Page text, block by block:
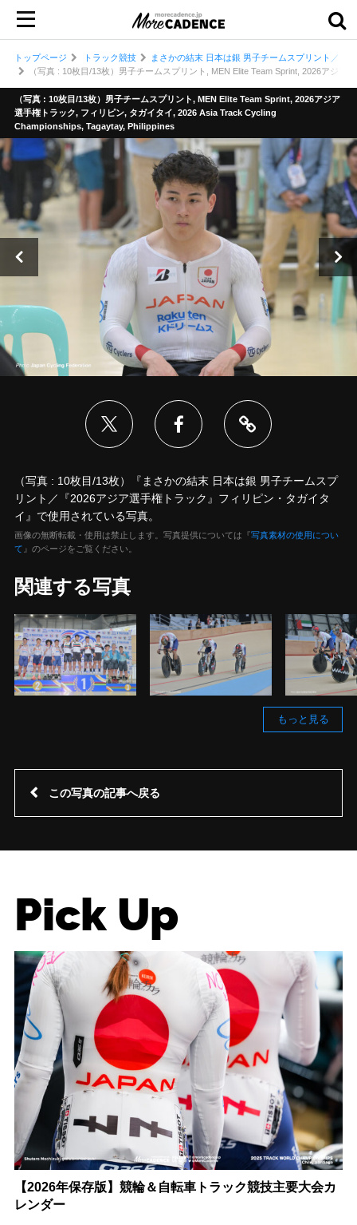
トップページ トラック競技
まさかの結末 日本は銀 男子チームスプリント／『
（写真 : 10枚目/13枚）男子チームスプリント, MEN Elite Team Sprint, 2026アジ
（写真 : 10枚目/13枚）男子チームスプリント, MEN Elite Team Sprint, 2026アジア
選手権トラック, フィリピン, タガイタイ, 2026 Asia Track Cycling
Championships, Tagaytay, Philippines
（写真 : 10枚目/13枚）『まさかの結末 日本は銀 男子チームスプ
リント／『2026アジア選手権トラック』フィリピン・タガイタ
イ』で使用されている写真。
画像の無断転載・使用は禁止します。写真提供については『写真素材の使用につい
て 』のページをご覧ください。
関連する写真
もっと見る
この写真の記事へ戻る
Pick Up
【2026年保存版】競輪＆自転車トラック競技主要大会カ
レンダー